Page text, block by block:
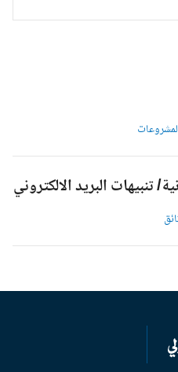
البريد الالكتروني